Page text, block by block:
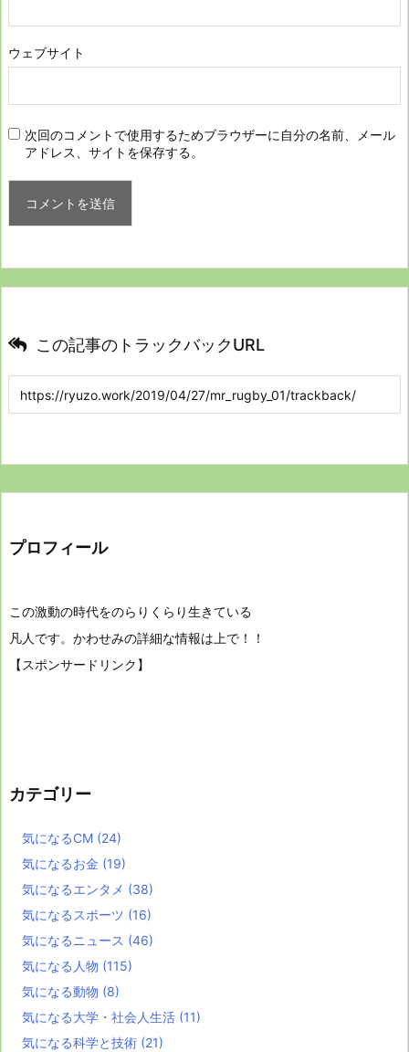
ウェブサイト
次回のコメントで使用するためブラウザーに自分の名前、メール
アドレス、サイトを保存する。
この記事のトラックバックURL
プロフィール
この激動の時代をのらりくらり生きている
凡人です。かわせみの詳細な情報は上で！！
【スポンサードリンク】
カテゴリー
気になるCM (24)
気になるお金 (19)
気になるエンタメ (38)
気になるスポーツ (16)
気になるニュース (46)
気になる人物 (115)
気になる動物 (8)
気になる大学・社会人生活 (11)
気になる科学と技術 (21)